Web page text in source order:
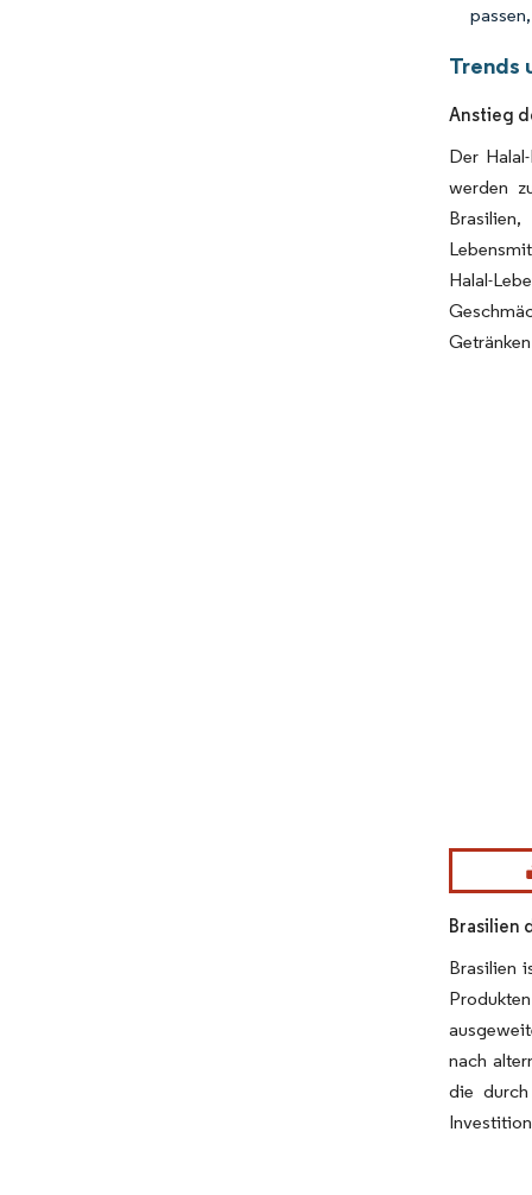
Trends
Anstieg
Der
werden
Halal-
Bild ©
Brasilien
Brasilien
nach
die durch